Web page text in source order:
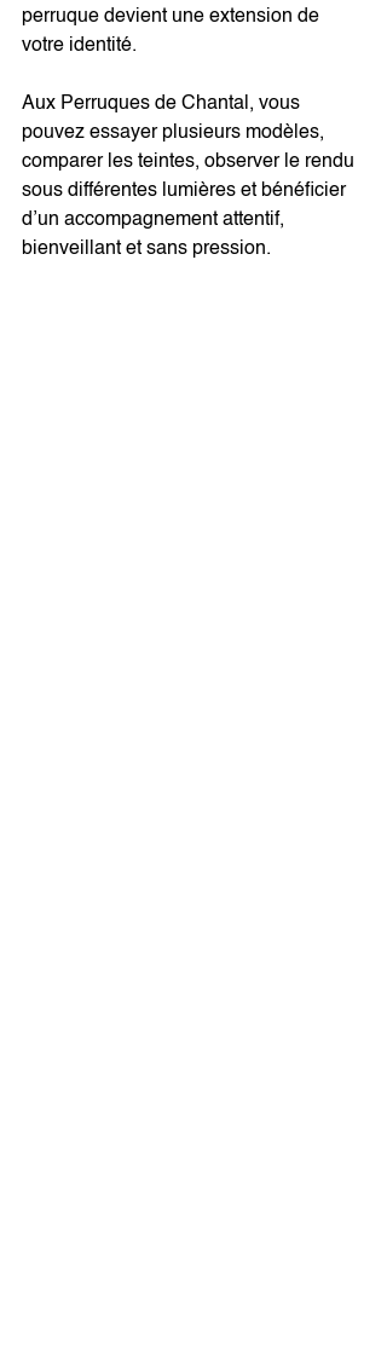
perruque devient une extension de
votre identité.
Aux Perruques de Chantal, vous
pouvez essayer plusieurs modèles,
comparer les teintes, observer le rendu
sous différentes lumières et bénéficier
d’un accompagnement attentif,
bienveillant et sans pression.